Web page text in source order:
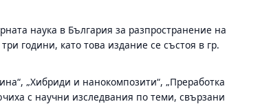
наука в България за разпространение на
години, като това издание се състоя в гр.
„Хибриди и нанокомпозити“, „Преработка
с научни изследвания по теми, свързани